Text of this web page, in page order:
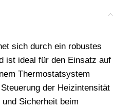
sich durch ein robustes
ist ideal für den Einsatz auf
Thermostatsystem
der Heizintensität
Sicherheit beim